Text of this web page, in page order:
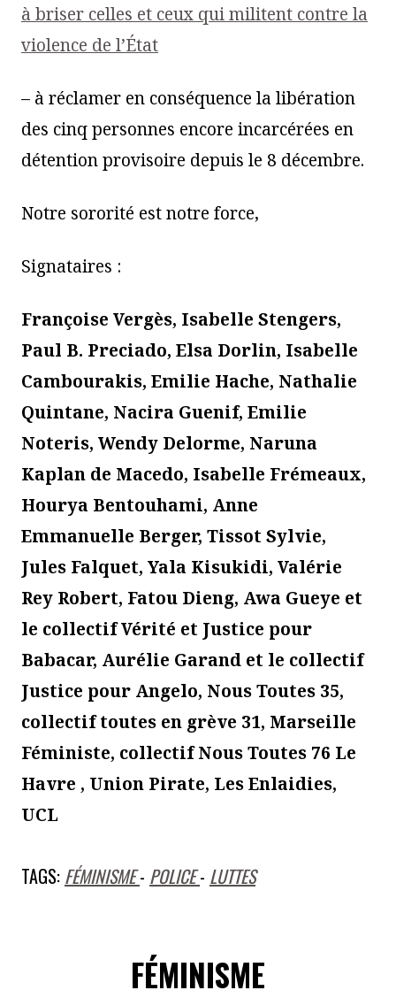
à briser celles et ceux qui militent contre la
violence de l’État
– à réclamer en conséquence la libération
des cinq personnes encore incarcérées en
détention provisoire depuis le 8 décembre.
Notre sororité est notre force,
Signataires :
Françoise Vergès, Isabelle Stengers,
Paul B. Preciado, Elsa Dorlin, Isabelle
Cambourakis, Emilie Hache, Nathalie
Quintane, Nacira Guenif, Emilie
Noteris, Wendy Delorme, Naruna
Kaplan de Macedo, Isabelle Frémeaux,
Hourya Bentouhami, Anne
Emmanuelle Berger, Tissot Sylvie,
Jules Falquet, Yala Kisukidi, Valérie
Rey Robert, Fatou Dieng, Awa Gueye et
le collectif Vérité et Justice pour
Babacar, Aurélie Garand et le collectif
Justice pour Angelo, Nous Toutes 35,
collectif toutes en grève 31, Marseille
Féministe, collectif Nous Toutes 76 Le
Havre , Union Pirate, Les Enlaidies,
UCL
TAGS: FÉMINISME- POLICE- LUTTES
FÉMINISME